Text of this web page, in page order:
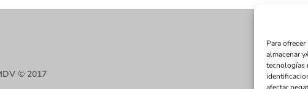
Para
almacenar
tecnologías
© 2017